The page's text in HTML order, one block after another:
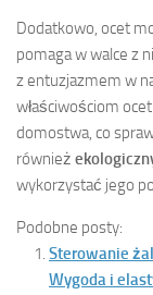
Dodatkowo, ocet
pomaga w walce z
z entuzjazmem w
właściwościom
domostwa, co
również
wykorzystać jego
Podobne posty:
Sterowanie
Wygoda i